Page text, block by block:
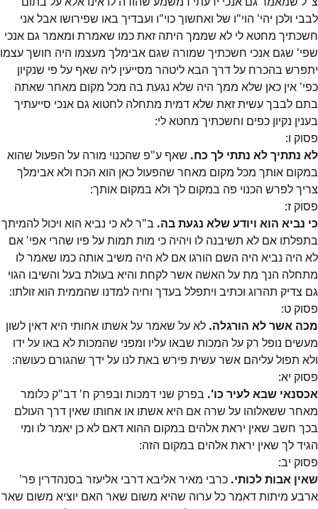
לבבי ולכן יהי' הוי"ו של ואחשוך כוי"ו ועבדיך באו שפירושו אבל אני
חשכתיך מחטא לי לא שממך היתה זאת כמו שאמרת ומאמר גם אנכי
שפי' שגם אנכי חשכתיך שמורה שגם אבימלך מעצמו היה חושך עצמו
יתפרש בהכרח על דרך הבא ליטהר מסייעין ליה שאף על פי שנקיון
כפי' אין כאן שלא ממך היה שלא נגעת בה מכל מקום מאחר שאתה
בתם לבבך עשית זאת שלא דמית מתחלה לחטוא גם אנכי סייעתיך
בענין נקיון כפים וחשכתיך מחטא לי:
פסוק ו:
לא נתתיך לא נתתי לך כח. שאף ע"פ שהכנוי מורה על הפעול שהוא
במקום אותך מכל מקום מאחר שהפעול כאן הוא הכח ולא אבימלך
צריך לפרש הכנוי פה במקום לך ולא במקום אותך:
פסוק ז:
כי נביא הוא ויודע שלא נגעת בה. ב"ר לא כי נביא הוא ויכול להמיתך
בתפלתו אם לא תשיבנה לו ויהיה כי מות תמות על פיו שהרי אפי' אם
לא היה נביא היה השם הורגו אם לא היה משיב אותה כמו שאמר לו
מתחלה הנך מת על האשה אשר לקחת והיא בעולת בעל והשיבו הגוי
גם צדיק תהרוג וכתיב ויתפלל בעדך וחיה למדנו שהממית הוא זולתו:
פסוק ט:
מכה אשר לא הורגלה. לא על שאמר על אשתו אחותי היא דאין לשון
מעשים נופל רק על המכות שבאו עליו ומפני שהמכות לא באו על ידו
ולא תפול עליהם אשר עשית פירש באת לנו על ידך שהגורם כעושה:
פסוק יא:
אכסנאי שבא לעיר כו'. בפרק שני דמכות ובפרק ח' דב"ק כלומר
מאחר ששאלוהו על שרה אם היא אשתו או אחותו שאין דרך העולם
בכך חשב שאין יראת אלהים במקום ההוא דאם לא כן יאמר לו ומי
הגיד לך שאין יראת אלהים במקום הזה:
פסוק יב:
שאין אבות לכותי. כרבי מאיר אליבא דרבי אליעזר בסנהדרין פר'
ארבע מיתות דאמר כל ערוה שהיא משום שאר האם יוציא משום שאר